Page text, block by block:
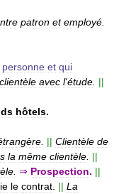
patron et employé
personne et qui
clientèle avec l'étude ||
hôtels.
|| Clientèle de
la même clientèle ||
⇒ Prospection. ||
le contrat || La